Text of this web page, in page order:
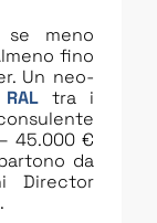
se meno
fino
Un neo-
RALtra i
45.000 €
da
Director